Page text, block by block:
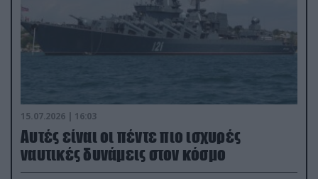
15.07.2026 | 16:03
Aυτές είναι οι πέντε πιο ισχυρές
ναυτικές δυνάμεις στον κόσμο